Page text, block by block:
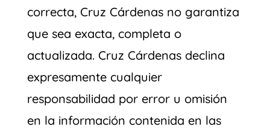
correcta, Cruz Cárdenas no garantiza
que sea exacta, completa o
actualizada. Cruz Cárdenas declina
expresamente cualquier
responsabilidad por error u omisión
en la información contenida en las